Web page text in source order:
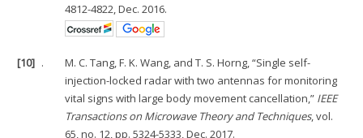
4812-4822, Dec. 2016.
[10] .
M. C. Tang, F. K. Wang, and T. S. Horng, “Single self-
injection-locked radar with two antennas for monitoring
vital signs with large body movement cancellation,” IEEE
Transactions on Microwave Theory and Techniques, vol.
65, no. 12, pp. 5324-5333, Dec. 2017.